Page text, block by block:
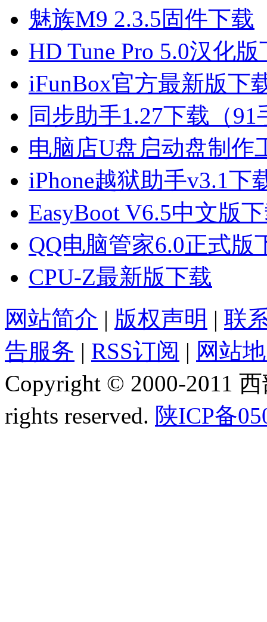
魅族M9 2.3.5固件下载
HD Tune Pro 5.0汉化
iFunBox官方最新版下
同步助手1.27下载（
电脑店U盘启动盘制作
iPhone越狱助手v3.1下
EasyBoot V6.5中文版
QQ电脑管家6.0正式版
CPU-Z最新版下载
网站简介 | 版权声明 | 联
告服务 | RSS订阅 | 网站
Copyright © 2000-2011
rights reserved. 陕ICP备